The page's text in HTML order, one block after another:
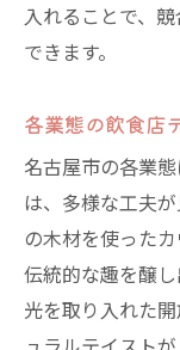
入れることで、
できます。
各業態の飲食店
名古屋市の各業
は、多様な工夫
の木材を使った
伝統的な趣を醸
光を取り入れた